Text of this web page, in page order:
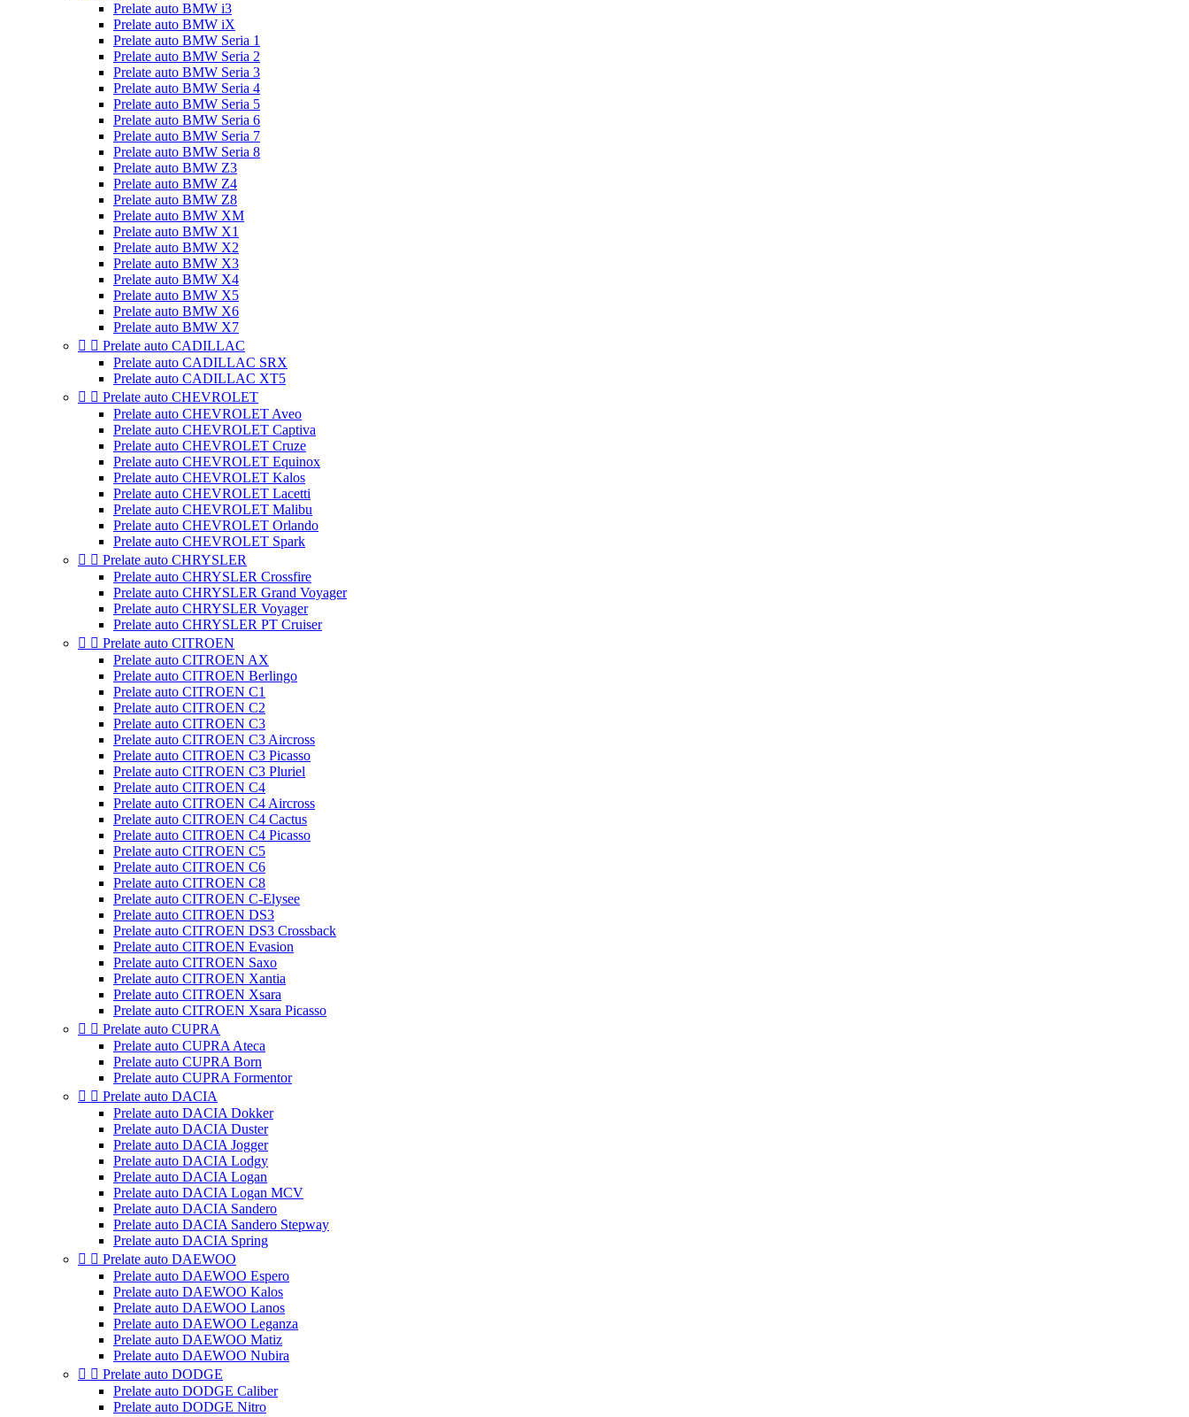
Prelate auto BMW i3
Prelate auto BMW iX
Prelate auto BMW Seria 1
Prelate auto BMW Seria 2
Prelate auto BMW Seria 3
Prelate auto BMW Seria 4
Prelate auto BMW Seria 5
Prelate auto BMW Seria 6
Prelate auto BMW Seria 7
Prelate auto BMW Seria 8
Prelate auto BMW Z3
Prelate auto BMW Z4
Prelate auto BMW Z8
Prelate auto BMW XM
Prelate auto BMW X1
Prelate auto BMW X2
Prelate auto BMW X3
Prelate auto BMW X4
Prelate auto BMW X5
Prelate auto BMW X6
Prelate auto BMW X7
  Prelate auto CADILLAC
Prelate auto CADILLAC SRX
Prelate auto CADILLAC XT5
  Prelate auto CHEVROLET
Prelate auto CHEVROLET Aveo
Prelate auto CHEVROLET Captiva
Prelate auto CHEVROLET Cruze
Prelate auto CHEVROLET Equinox
Prelate auto CHEVROLET Kalos
Prelate auto CHEVROLET Lacetti
Prelate auto CHEVROLET Malibu
Prelate auto CHEVROLET Orlando
Prelate auto CHEVROLET Spark
  Prelate auto CHRYSLER
Prelate auto CHRYSLER Crossfire
Prelate auto CHRYSLER Grand Voyager
Prelate auto CHRYSLER Voyager
Prelate auto CHRYSLER PT Cruiser
  Prelate auto CITROEN
Prelate auto CITROEN AX
Prelate auto CITROEN Berlingo
Prelate auto CITROEN C1
Prelate auto CITROEN C2
Prelate auto CITROEN C3
Prelate auto CITROEN C3 Aircross
Prelate auto CITROEN C3 Picasso
Prelate auto CITROEN C3 Pluriel
Prelate auto CITROEN C4
Prelate auto CITROEN C4 Aircross
Prelate auto CITROEN C4 Cactus
Prelate auto CITROEN C4 Picasso
Prelate auto CITROEN C5
Prelate auto CITROEN C6
Prelate auto CITROEN C8
Prelate auto CITROEN C-Elysee
Prelate auto CITROEN DS3
Prelate auto CITROEN DS3 Crossback
Prelate auto CITROEN Evasion
Prelate auto CITROEN Saxo
Prelate auto CITROEN Xantia
Prelate auto CITROEN Xsara
Prelate auto CITROEN Xsara Picasso
  Prelate auto CUPRA
Prelate auto CUPRA Ateca
Prelate auto CUPRA Born
Prelate auto CUPRA Formentor
  Prelate auto DACIA
Prelate auto DACIA Dokker
Prelate auto DACIA Duster
Prelate auto DACIA Jogger
Prelate auto DACIA Lodgy
Prelate auto DACIA Logan
Prelate auto DACIA Logan MCV
Prelate auto DACIA Sandero
Prelate auto DACIA Sandero Stepway
Prelate auto DACIA Spring
  Prelate auto DAEWOO
Prelate auto DAEWOO Espero
Prelate auto DAEWOO Kalos
Prelate auto DAEWOO Lanos
Prelate auto DAEWOO Leganza
Prelate auto DAEWOO Matiz
Prelate auto DAEWOO Nubira
  Prelate auto DODGE
Prelate auto DODGE Caliber
Prelate auto DODGE Nitro